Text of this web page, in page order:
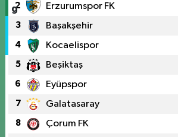
2 Erzurumspor FK
3 Başakşehir
4 Kocaelispor
5 Beşiktaş
6 Eyüpspor
7 Galatasaray
8 Çorum FK